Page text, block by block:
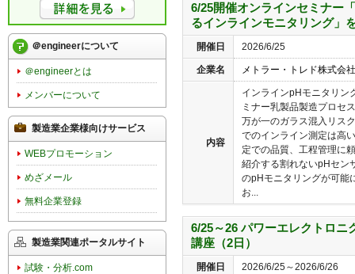
6/25開催オンラインセミナー
るインラインモニタリング」
開催日 2026/6/25
企業名 メトラー・トレド株式会社
内容
インラインpHモニタリン
ミナー乳製品製造プロセ
万が一のガラス混入リス
でのインライン測定は高
定での品質、工程管理に
紹介する割れないpHセン
のpHモニタリングが可能
お...
6/25～26 パワーエレクトロニ
講座（2日）
開催日 2026/6/25～2026/6/26
＠engineerについて
＠engineerとは
メンバーについて
製造業企業様向けサービス
WEBプロモーション
めざメール
無料企業登録
製造業関連ポータルサイト
試験・分析.com